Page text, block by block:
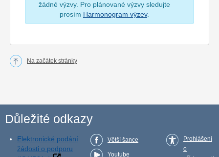
žádné výzvy. Pro plánované výzvy sledujte
prosím Harmonogram výzev.
Na začátek stránky
Důležité odkazy
Elektronické podání
žádosti o podporu
Větší šance
Youtube
Prohlášení
o